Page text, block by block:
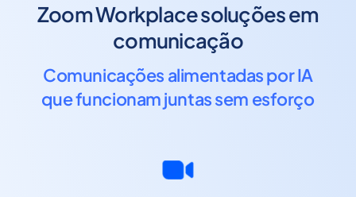
Zoom Workplace soluções em
comunicação
Comunicações alimentadas por IA
que funcionam juntas sem esforço